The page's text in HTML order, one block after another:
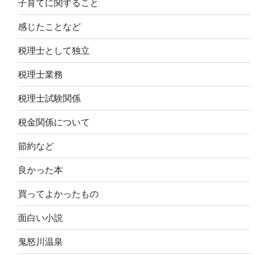
子育てに関すること
感じたことなど
税理士として独立
税理士業務
税理士試験関係
税金関係について
節約など
良かった本
買ってよかったもの
面白い小説
鬼怒川温泉